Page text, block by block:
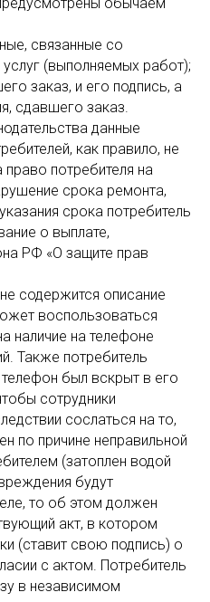
связанные со
(выполняемых работ);
заказ, и его подпись, а
сдавшего заказ.
данные
как правило, не
потребителя на
срока ремонта,
срока потребитель
о выплате,
РФ «О защите прав
содержится описание
воспользоваться
наличие на телефоне
Также потребитель
был вскрыт в его
сотрудники
сослаться на то,
по причине неправильной
(затоплен водой
будут
то об этом должен
акт, в котором
(ставит свою подпись) о
с актом. Потребитель
в независимом